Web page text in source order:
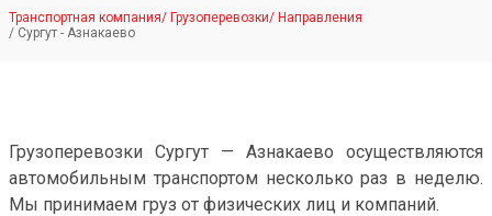
Транспортная компания/ Грузоперевозки/ Направления
/ Сургут - Азнакаево
Грузоперевозки Сургут — Азнакаево осуществляются
автомобильным транспортом несколько раз в неделю.
Мы принимаем груз от физических лиц и компаний.